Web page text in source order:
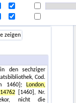
zeigen
den sechziger
Cod.
1460]; London,
[1460], Nr.
nicht die